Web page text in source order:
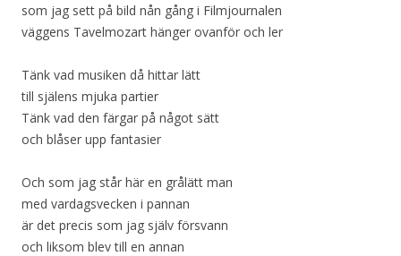
som jag sett på bild nån gång i Filmjournalen
väggens Tavelmozart hänger ovanför och ler
Tänk vad musiken då hittar lätt
till själens mjuka partier
Tänk vad den färgar på något sätt
och blåser upp fantasier
Och som jag står här en grålätt man
med vardagsvecken i pannan
är det precis som jag själv försvann
och liksom blev till en annan